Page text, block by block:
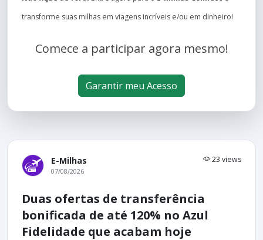
transforme suas milhas em viagens incríveis e/ou em dinheiro!
Comece a participar agora mesmo!
Garantir meu Acesso
E-Milhas 23 views
07/08/2026
Duas ofertas de transferência
bonificada de até 120% no Azul
Fidelidade que acabam hoje